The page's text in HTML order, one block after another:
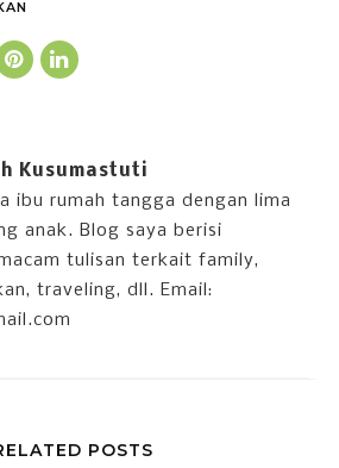
Kusumastuti
ibu rumah tangga dengan lima
anak. Blog saya berisi
tulisan terkait family,
traveling, dll. Email:
POSTS